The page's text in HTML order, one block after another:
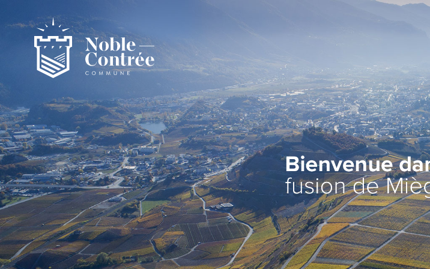
Noble-Contrée
Présentation de la commune
Noble-Contrée en chiffres
Pactes d’amitié
Journal "en commun"
Application mobile
Actualités
Administration
Autorités
Administration communale
Guichet d’accueil
Finances et fiscalité
Edilité et constructions
Travaux publics
>